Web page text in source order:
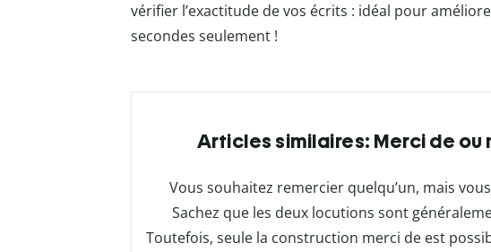
vérifier l’exactitude de vos écrits : idéal pour
secondes seulement !
Articles similaires: Merci de
Vous souhaitez remercier quelqu’un, mais
Sachez que les deux locutions sont
Toutefois, seule la construction merci de est